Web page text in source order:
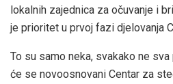
lokalnih zajednica za očuvanje i
je prioritet u prvoj fazi djelovanja
To su samo neka, svakako ne
će se novoosnovani Centar za